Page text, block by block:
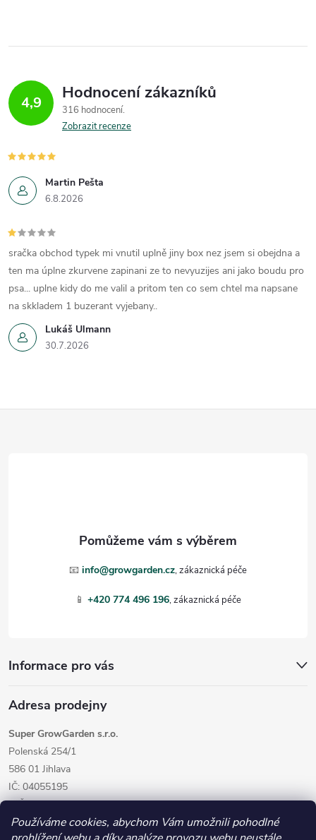
Používáme cookies, abychom Vám umožnili pohodlné
4,9 Hodnocení zákazníků
316 hodnocení
Zobrazit recenze
Martin Pešta
6.8.2026
Lukáš Ulmann
30.7.2026
sračka obchod typek mi vnutil uplně jiny box nez jsem si obejdna a
ten ma úplne zkurvene zapinani ze to nevyuzijes ani jako boudu pro
psa... uplne kidy do me valil a pritom ten co sem chtel ma napsane
na skkladem 1 buzerant vyjebany..
📧 info@growgarden.cz
📱 +420 774 496 196
Informace pro vás
Adresa prodejny
Super GrowGarden s.r.o.
Polenská 254/1
586 01 Jihlava
IČ: 04055195
DIČ: CZ04055195